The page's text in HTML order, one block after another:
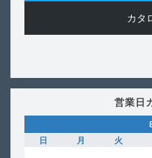
カタ
営業日
日
月 火